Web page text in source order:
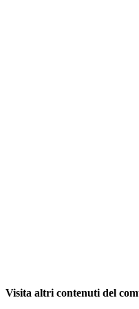
Visita altri contenuti del